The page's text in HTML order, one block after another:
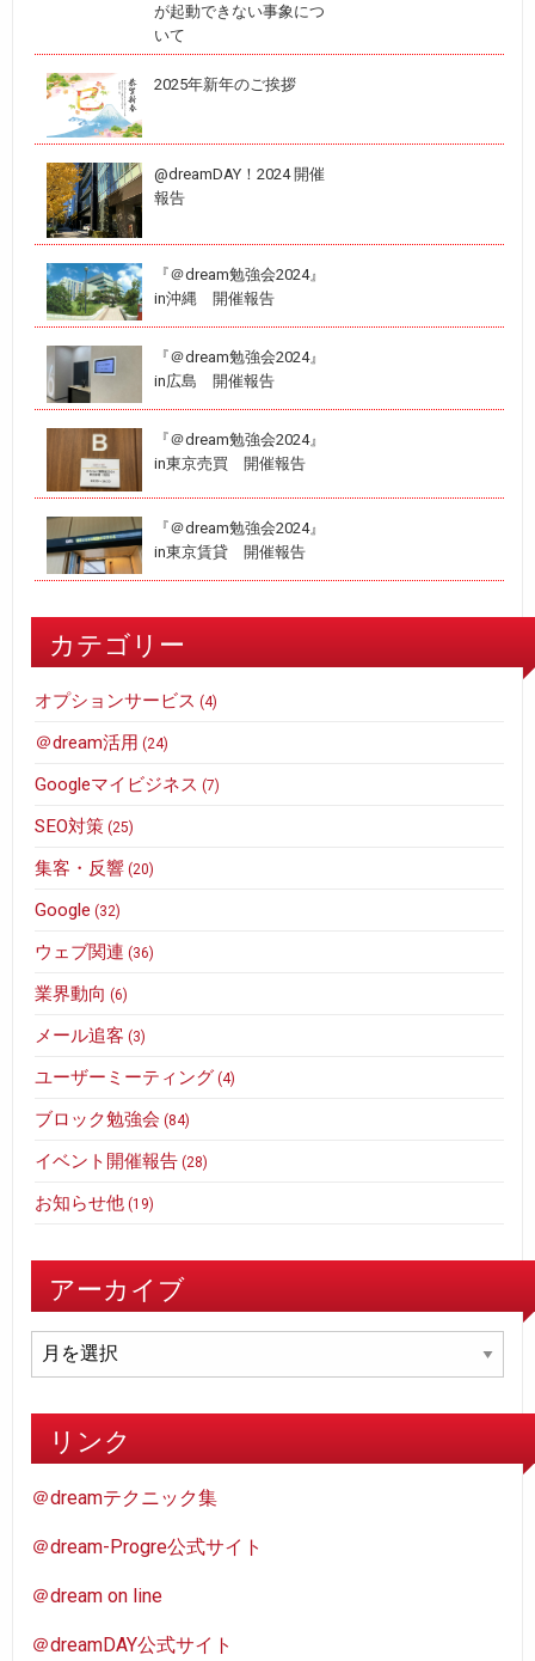
が起動できない事象につ
いて
2025年新年のご挨拶
@dreamDAY！2024 開催
報告
『＠dream勉強会2024』
in沖縄 開催報告
『＠dream勉強会2024』
in広島 開催報告
『＠dream勉強会2024』
in東京売買 開催報告
『＠dream勉強会2024』
in東京賃貸 開催報告
カテゴリー
オプションサービス (4)
＠dream活用 (24)
Googleマイビジネス (7)
SEO対策 (25)
集客・反響 (20)
Google (32)
ウェブ関連 (36)
業界動向 (6)
メール追客 (3)
ユーザーミーティング (4)
ブロック勉強会 (84)
イベント開催報告 (28)
お知らせ他 (19)
アーカイブ
ー
ブ
リンク
＠dreamテクニック集
＠dream-Progre公式サイト
＠dream on line
＠dreamDAY公式サイト